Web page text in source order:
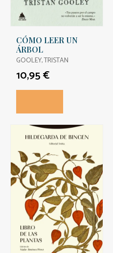
CÓMO LEER UN
ÁRBOL
GOOLEY, TRISTAN
10,95 €